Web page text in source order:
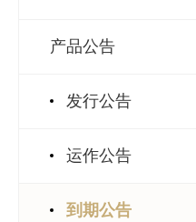
产品公告
发行公告
运作公告
到期公告